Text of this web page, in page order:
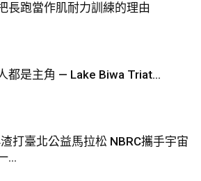
長跑當作肌耐力訓練的理由
都是主角 — Lake Biwa Triat...
打臺北公益馬拉松 NBRC攜手宇宙
...